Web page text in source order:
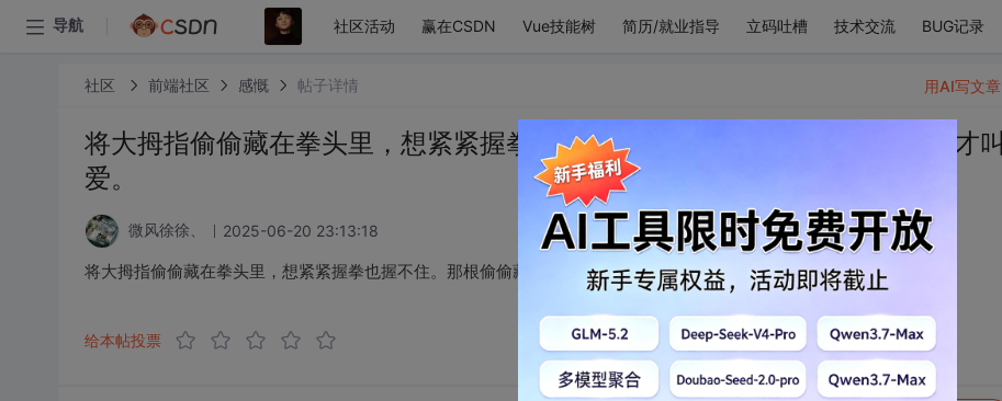
导航 社区活动 赢在CSDN Vue技能树 简历/就业指导 立码吐槽 技术交流 BUG记录
社区 前端社区 感慨 帖子详情
将大拇指偷偷藏在拳头里，想紧紧握拳也握不住。那根偷偷藏起来的大拇指才叫
爱。
微风徐徐、 2025-06-20 23:13:18
将大拇指偷偷藏在拳头里，想紧紧握拳也握不住。那根偷偷藏起来的大拇指才叫爱。
给本帖投票
用AI写文章